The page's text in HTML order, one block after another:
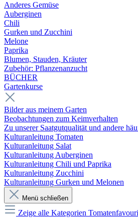
Anderes Gemüse
Auberginen
Chili
Gurken und Zucchini
Melone
Paprika
Blumen, Stauden, Kräuter
Zubehör: Pflanzenanzucht
BÜCHER
Gartenkurse
Bilder aus meinem Garten
Beobachtungen zum Keimverhalten
Zu unserer Saatgutqualität und andere
Kulturanleitung Tomaten
Kulturanleitung Salat
Kulturanleitung Auberginen
Kulturanleitung Chili und Paprika
Kulturanleitung Zucchini
Kulturanleitung Gurken und Melonen
Menü schließen
Zeige alle Kategorien